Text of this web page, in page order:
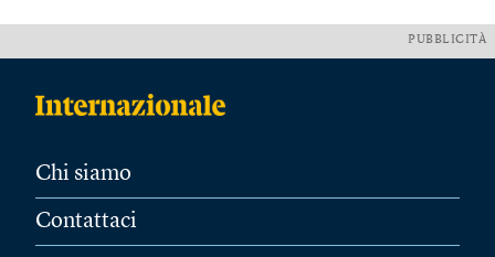
PUBBLICITÀ
Chi siamo
Contattaci